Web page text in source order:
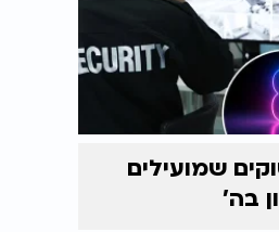
כלל: 8 פסוקים שמועילים
בה'